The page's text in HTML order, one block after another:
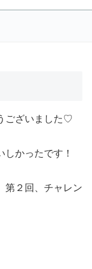
ございました♡
かったです！
第２回、チャレン